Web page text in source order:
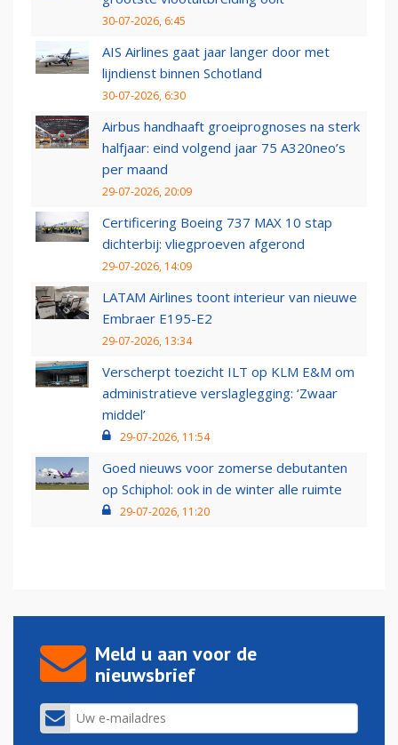
30-07-2026, 6:45
AIS Airlines gaat jaar langer door met
lijndienst binnen Schotland
30-07-2026, 6:30
Airbus handhaaft groeiprognoses na sterk
halfjaar: eind volgend jaar 75 A320neo’s
per maand
29-07-2026, 20:09
Certificering Boeing 737 MAX 10 stap
dichterbij: vliegproeven afgerond
29-07-2026, 14:09
LATAM Airlines toont interieur van nieuwe
Embraer E195-E2
29-07-2026, 13:34
Verscherpt toezicht ILT op KLM E&M om
administratieve verslaglegging: ‘Zwaar
middel’
29-07-2026, 11:54
Goed nieuws voor zomerse debutanten
op Schiphol: ook in de winter alle ruimte
29-07-2026, 11:20
Meld u aan voor de
nieuwsbrief